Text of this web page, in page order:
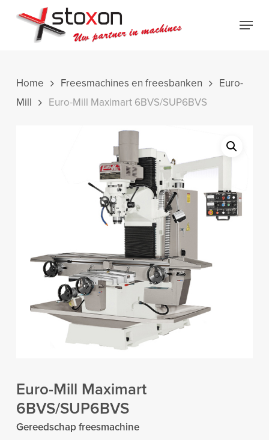
Menu
Home Freesmachines en freesbanken
Euro-
Mill
Euro-Mill Maximart 6BVS/SUP6BVS
Euro-Mill Maximart
6BVS/SUP6BVS
Gereedschap freesmachine